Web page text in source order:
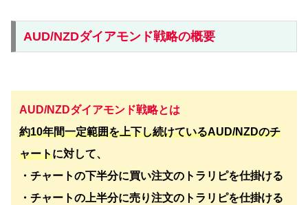
AUD/NZDダイアモンド戦略の概要
AUD/NZDダイアモンド戦略とは
約10年間一定範囲を上下し続けているAUD/NZDのチ
ャートに対して、
・チャートの下半分に買い注文のトラリピを仕掛ける
・チャートの上半分に売り注文のトラリピを仕掛ける